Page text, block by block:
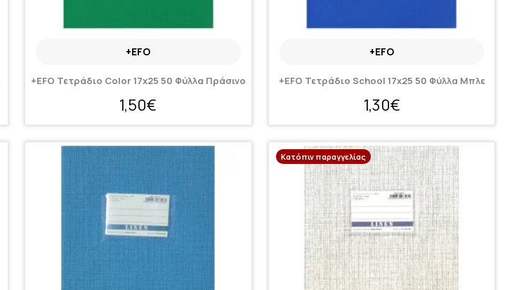
+EFO
+EFO Τετράδιο Color 17x25 50 Φύλλα Πράσινο
1,50€
+EFO
+EFO Τετράδιο School 17x25 50 Φύλλα Μπλε
1,30€
Κατόπιν παραγγελίας